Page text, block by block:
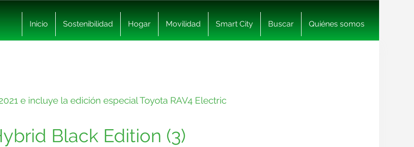
Inicio Sostenibilidad Hogar Movilidad Smart City Buscar Quiénes somos
e incluye la edición especial Toyota RAV4 Electric
Black Edition (3)